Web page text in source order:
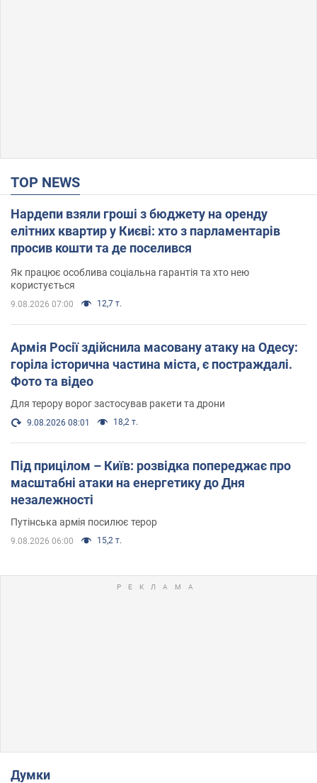
TOP NEWS
Нардепи взяли гроші з бюджету на оренду
елітних квартир у Києві: хто з парламентарів
просив кошти та де поселився
Як працює особлива соціальна гарантія та хто нею
користується
9.08.2026 07:00 12,7 т.
Армія Росії здійснила масовану атаку на Одесу:
горіла історична частина міста, є постраждалі.
Фото та відео
Для терору ворог застосував ракети та дрони
9.08.2026 08:01 18,2 т.
Під прицілом – Київ: розвідка попереджає про
масштабні атаки на енергетику до Дня
незалежності
Путінська армія посилює терор
9.08.2026 06:00 15,2 т.
Думки